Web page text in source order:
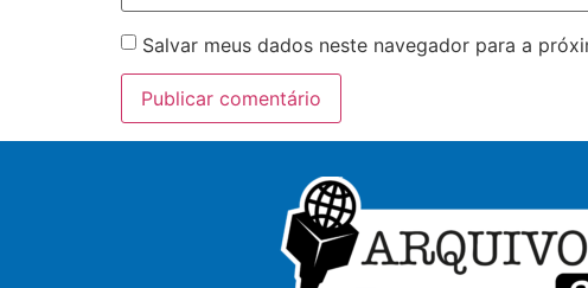
Salvar meus dados neste navegador para a